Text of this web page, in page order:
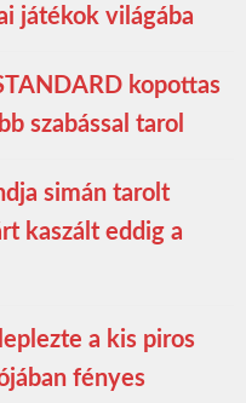
játékok világába
kopottas
szabással tarol
simán tarolt
kaszált eddig a
a kis piros
fényes